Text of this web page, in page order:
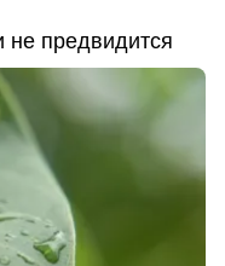
не предвидится